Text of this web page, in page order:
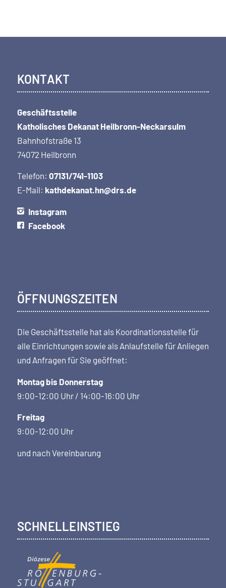
KONTAKT
Geschäftsstelle
Katholisches Dekanat Heilbronn-Neckarsulm
Bahnhofstraße 13
74072 Heilbronn
Telefon: 07131/741-1103
E-Mail: kathdekanat.hn@drs.de
Instagram
Facebook
ÖFFNUNGSZEITEN
Die Geschäftsstelle hat als Koordi­nations­stelle für
alle Einrichtungen sowie als Anlaufstelle für Anliegen
und Anfragen für Sie geöffnet:
Montag bis Donnerstag
9:00-12:00 Uhr / 14:00-16:00 Uhr
Freitag
9:00-12:00 Uhr
und nach Vereinbarung
SCHNELLEINSTIEG